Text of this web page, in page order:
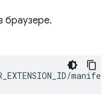
браузере.